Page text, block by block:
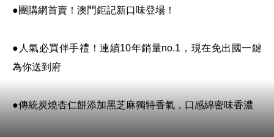
●團購網首賣！澳門鉅記新口味登場！
●人氣必買伴手禮！連續10年銷量no.1，現在免出國一鍵
為你送到府
●傳統炭燒杏仁餅添加黑芝麻獨特香氣，口感綿密味香濃